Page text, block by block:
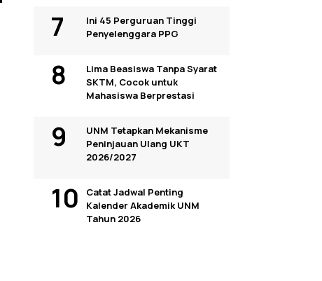
Ini 45 Perguruan Tinggi
Penyelenggara PPG
Lima Beasiswa Tanpa Syarat
SKTM, Cocok untuk
Mahasiswa Berprestasi
UNM Tetapkan Mekanisme
Peninjauan Ulang UKT
2026/2027
Catat Jadwal Penting
Kalender Akademik UNM
Tahun 2026